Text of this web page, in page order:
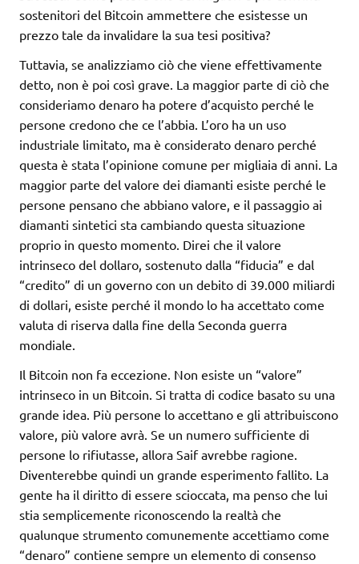
sostenitori del Bitcoin ammettere che esistesse un
prezzo tale da invalidare la sua tesi positiva?
Tuttavia, se analizziamo ciò che viene effettivamente
detto, non è poi così grave. La maggior parte di ciò che
consideriamo denaro ha potere d’acquisto perché le
persone credono che ce l’abbia. L’oro ha un uso
industriale limitato, ma è considerato denaro perché
questa è stata l’opinione comune per migliaia di anni. La
maggior parte del valore dei diamanti esiste perché le
persone pensano che abbiano valore, e il passaggio ai
diamanti sintetici sta cambiando questa situazione
proprio in questo momento. Direi che il valore
intrinseco del dollaro, sostenuto dalla “fiducia” e dal
“credito” di un governo con un debito di 39.000 miliardi
di dollari, esiste perché il mondo lo ha accettato come
valuta di riserva dalla fine della Seconda guerra
mondiale.
Il Bitcoin non fa eccezione. Non esiste un “valore”
intrinseco in un Bitcoin. Si tratta di codice basato su una
grande idea. Più persone lo accettano e gli attribuiscono
valore, più valore avrà. Se un numero sufficiente di
persone lo rifiutasse, allora Saif avrebbe ragione.
Diventerebbe quindi un grande esperimento fallito. La
gente ha il diritto di essere scioccata, ma penso che lui
stia semplicemente riconoscendo la realtà che
qualunque strumento comunemente accettiamo come
“denaro” contiene sempre un elemento di consenso